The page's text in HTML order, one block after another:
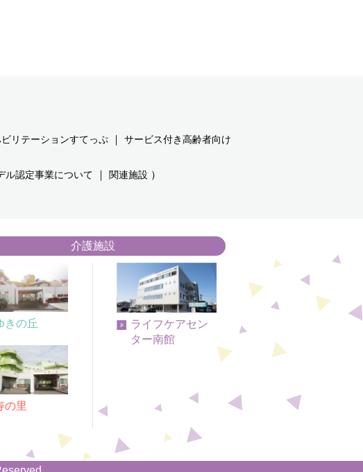
リテーションすてっぷ ｜ サービス付き高齢者向け
ル認定事業について ｜ 関連施設 ）
介護施設
きの丘
の里
ライフケアセン
ター南館